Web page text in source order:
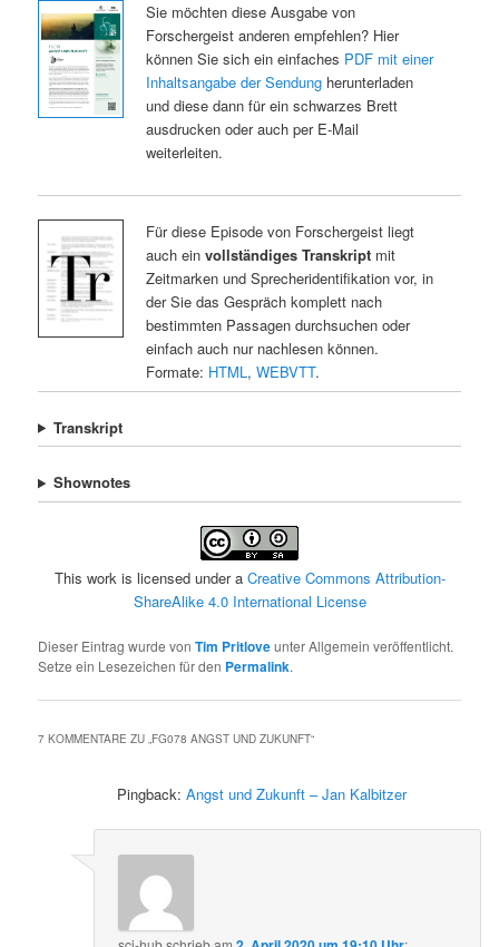
Sie möchten diese Ausgabe von
Forschergeist anderen empfehlen? Hier
können Sie sich ein einfaches PDF mit einer
Inhaltsangabe der Sendungherunterladen
und diese dann für ein schwarzes Brett
ausdrucken oder auch per E-Mail
weiterleiten.
Für diese Episode von Forschergeist liegt
auch ein vollständiges Transkriptmit
Zeitmarken und Sprecheridentifikation vor, in
der Sie das Gespräch komplett nach
bestimmten Passagen durchsuchen oder
einfach auch nur nachlesen können.
Formate: HTML, WEBVTT.
Transkript
Shownotes
This work is licensed under a Creative Commons Attribution-
ShareAlike 4.0 International License
Dieser Eintrag wurde vonTim Pritloveunter Allgemein veröffentlicht.
Setze ein Lesezeichen für den Permalink.
7 KOMMENTARE ZU „FG078 ANGST UND ZUKUNFT“
Pingback:Angst und Zukunft – Jan Kalbitzer